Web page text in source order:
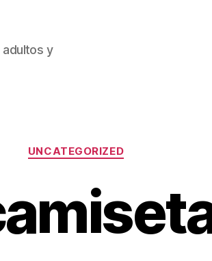
adultos y
Categorías
UNCATEGORIZED